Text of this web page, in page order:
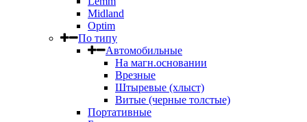
Midland
Optim
По типу
Автомобильные
На магн.основании
Врезные
Штыревые (хлыст)
Витые (черные толстые)
Портативные